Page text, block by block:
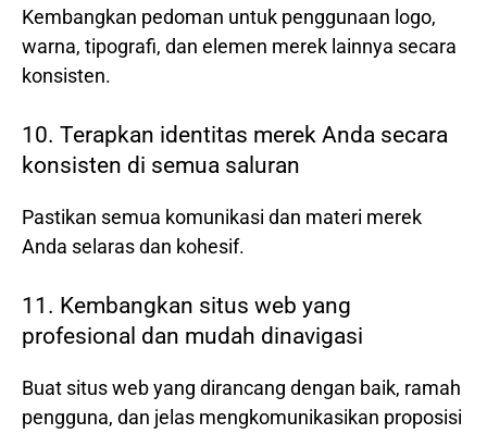
Kembangkan pedoman untuk penggunaan logo,
warna, tipografi, dan elemen merek lainnya secara
konsisten.
10. Terapkan identitas merek Anda secara
konsisten di semua saluran
Pastikan semua komunikasi dan materi merek
Anda selaras dan kohesif.
11. Kembangkan situs web yang
profesional dan mudah dinavigasi
Buat situs web yang dirancang dengan baik, ramah
pengguna, dan jelas mengkomunikasikan proposisi